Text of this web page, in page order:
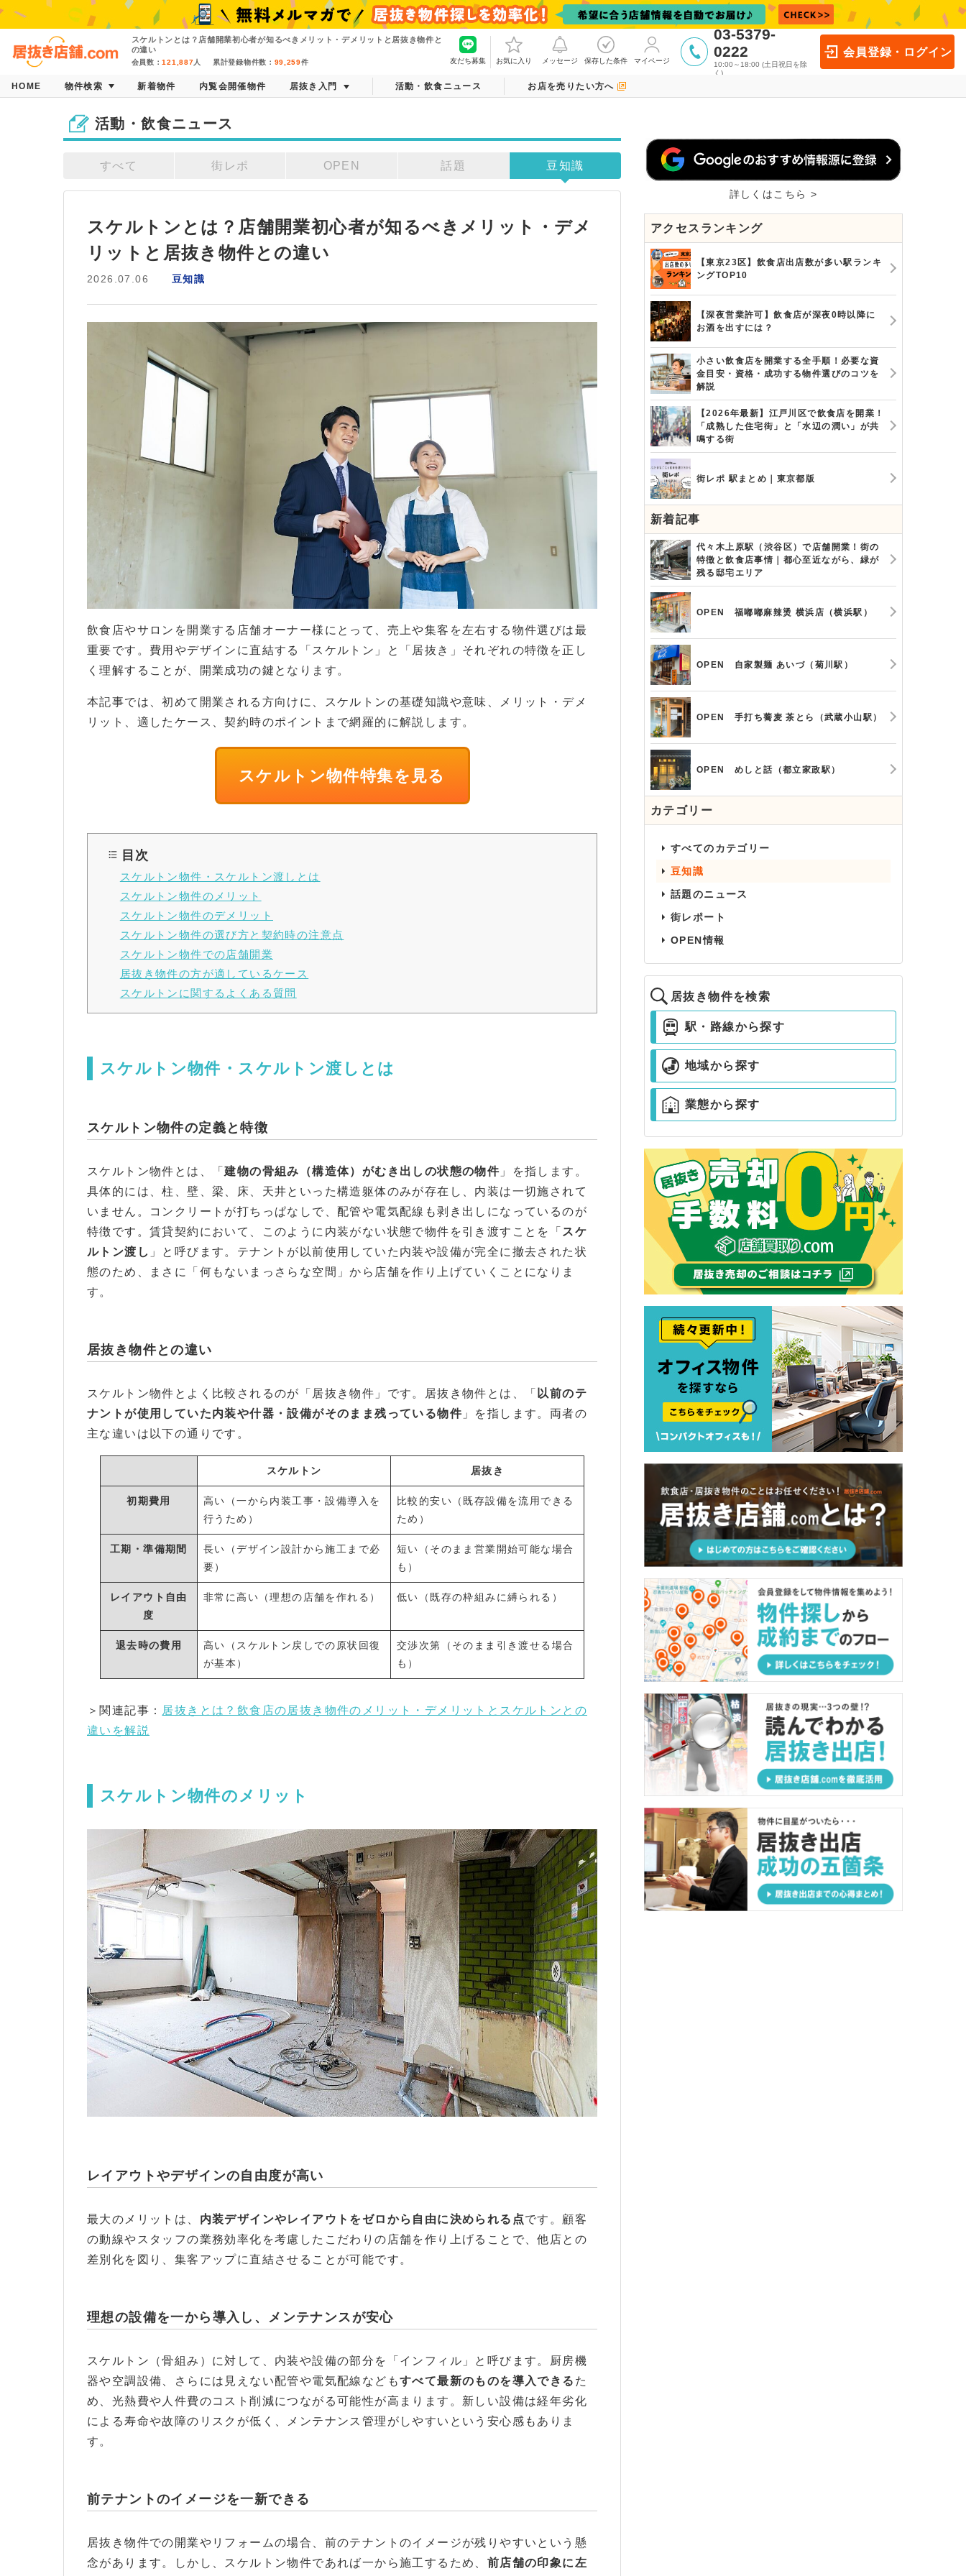
スケルトンとは？店舗開業初心者が知るべきメリット・デメリットと居抜き物件と
の違い
会員数：121,887人 累計登録物件数： 99,259件 友だち募集 お気に入り メッセージ 保存した条件 マイページ
03-5379-
0222
10:00～18:00 (土日祝日を除
く)
会員登録・ログイン
HOME 物件検索 新着物件 内覧会開催物件 居抜き入門 活動・飲食ニュース お店を売りたい方へ
活動・飲食ニュース
すべて 街レポ OPEN 話題 豆知識
スケルトンとは？店舗開業初心者が知るべきメリット・デメ
リットと居抜き物件との違い
2026.07.06 豆知識
スケルトン物件を利用して、初めて開業される方向けに、スケルトンの基礎知識やスケルトン渡しの意味、メリットやデメリット、適したケース、契約時のポイントまで網羅的
飲食店やサロンを開業する店舗オーナー様にとって、売上や集客を左右する物件選びは最
重要です。費用やデザインに直結する「スケルトン」と「居抜き」それぞれの特徴を正し
く理解することが、開業成功の鍵となります。
本記事では、初めて開業される方向けに、スケルトンの基礎知識や意味、メリット・デメ
リット、適したケース、契約時のポイントまで網羅的に解説します。
スケルトン物件特集を見る
目次
スケルトン物件・スケルトン渡しとは
スケルトン物件のメリット
スケルトン物件のデメリット
スケルトン物件の選び方と契約時の注意点
スケルトン物件での店舗開業
居抜き物件の方が適しているケース
スケルトンに関するよくある質問
スケルトン物件・スケルトン渡しとは
スケルトン物件の定義と特徴
スケルトン物件とは、「建物の骨組み（構造体）がむき出しの状態の物件 」を指します。
具体的には、柱、壁、梁、床、天井といった構造躯体のみが存在し、内装は一切施されて
いません。コンクリートが打ちっぱなしで、配管や電気配線も剥き出しになっているのが
特徴です。賃貸契約において、このように内装がない状態で物件を引き渡すことを「 スケ
ルトン渡し 」と呼びます。テナントが以前使用していた内装や設備が完全に撤去された状
態のため、まさに「何もないまっさらな空間」から店舗を作り上げていくことになりま
す。
居抜き物件との違い
スケルトン物件とよく比較されるのが「居抜き物件」です。居抜き物件とは、「 以前のテ
ナントが使用していた内装や什器・設備がそのまま残っている物件 」を指します。両者の
主な違いは以下の通りです。
スケルトン 居抜き
初期費用
高い（一から内装工事・設備導入を
行うため）
比較的安い（既存設備を流用できる
ため）
工期・準備期間
長い（デザイン設計から施工まで必
要）
短い（そのまま営業開始可能な場合
も）
レイアウト自由
度
非常に高い（理想の店舗を作れる） 低い（既存の枠組みに縛られる）
退去時の費用
高い（スケルトン戻しでの原状回復
が基本）
交渉次第（そのまま引き渡せる場合
も）
＞関連記事： 居抜きとは？飲食店の居抜き物件のメリット・デメリットとスケルトンとの
違いを解説
スケルトン物件のメリット
レイアウトやデザインの自由度が高い
最大のメリットは、 内装デザインやレイアウトをゼロから自由に決められる点です。顧客
の動線やスタッフの業務効率化を考慮したこだわりの店舗を作り上げることで、他店との
差別化を図り、集客アップに直結させることが可能です。
理想の設備を一から導入し、メンテナンスが安心
スケルトン（骨組み）に対して、内装や設備の部分を「インフィル」と呼びます。厨房機
器や空調設備、さらには見えない配管や電気配線などもすべて最新のものを導入できる た
め、光熱費や人件費のコスト削減につながる可能性が高まります。新しい設備は経年劣化
による寿命や故障のリスクが低く、メンテナンス管理がしやすいという安心感もありま
す。
前テナントのイメージを一新できる
居抜き物件での開業やリフォームの場合、前のテナントのイメージが残りやすいという懸
念があります。しかし、スケルトン物件であれば一から施工するため、 前店舗の印象に左
詳しくはこちら >
アクセスランキング
【東京23区】飲食店出店数が多い駅ランキ
ングTOP10
【深夜営業許可】飲食店が深夜0時以降に
お酒を出すには？
小さい飲食店を開業する全手順！必要な資
金目安・資格・成功する物件選びのコツを
解説
【2026年最新】江戸川区で飲食店を開業！
「成熟した住宅街」と「水辺の潤い」が共
鳴する街
街レポ 駅まとめ｜東京都版
新着記事
代々木上原駅（渋谷区）で店舗開業！街の
特徴と飲食店事情｜都心至近ながら、緑が
残る邸宅エリア
OPEN 福嘟嘟麻辣烫 横浜店（横浜駅）
OPEN 自家製麺 あいづ（菊川駅）
OPEN 手打ち蕎麦 茶とら（武蔵小山駅）
OPEN めしと話（都立家政駅）
カテゴリー
すべてのカテゴリー
豆知識
話題のニュース
街レポート
OPEN情報
居抜き物件を検索
駅・路線から探す
地域から探す
業態から探す